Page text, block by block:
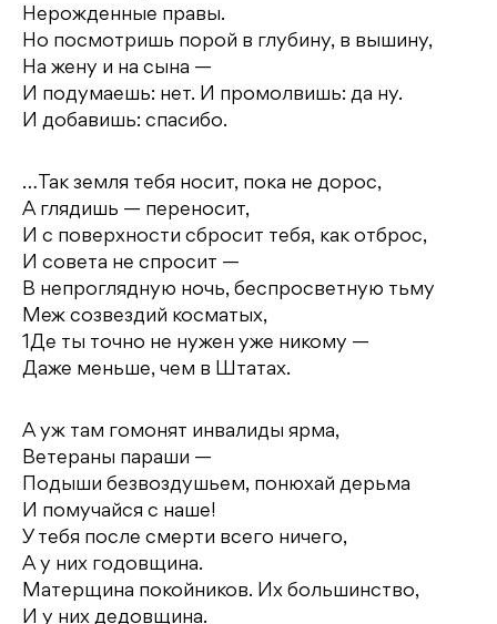
Нерожденные правы.
Но посмотришь порой в глубину, в вышину,
На жену и на сына —
И подумаешь: нет. И промолвишь: да ну.
И добавишь: спасибо.
…Так земля тебя носит, пока не дорос,
А глядишь — переносит,
И с поверхности сбросит тебя, как отброс,
И совета не спросит —
В непроглядную ночь, беспросветную тьму
Меж созвездий косматых,
1Де ты точно не нужен уже никому —
Даже меньше, чем в Штатах.
А уж там гомонят инвалиды ярма,
Ветераны параши —
Подыши безвоздушьем, понюхай дерьма
И помучайся с наше!
У тебя после смерти всего ничего,
А у них годовщина.
Матерщина покойников. Их большинство,
И у них дедовщина.